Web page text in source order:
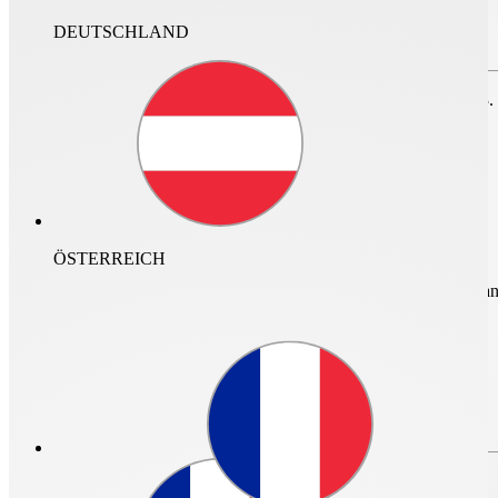
Zum Speichern des Projektes bitte anmelden oder
Für den Login ist ein neuer Helios Account erforderlich. Vor dem
mehr Infos und
DEUTSCHLAND
ÖSTERREICH